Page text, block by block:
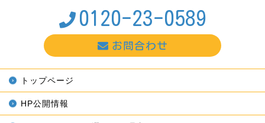
0120-23-0589
お問合わせ
トップページ
HP公開情報